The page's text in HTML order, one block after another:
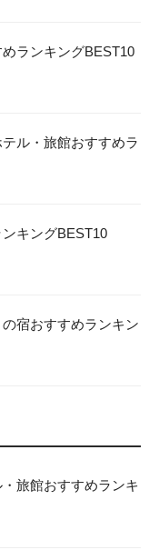
ランキングBEST10
ル・旅館おすすめラ
キングBEST10
宿おすすめランキン
旅館おすすめランキ